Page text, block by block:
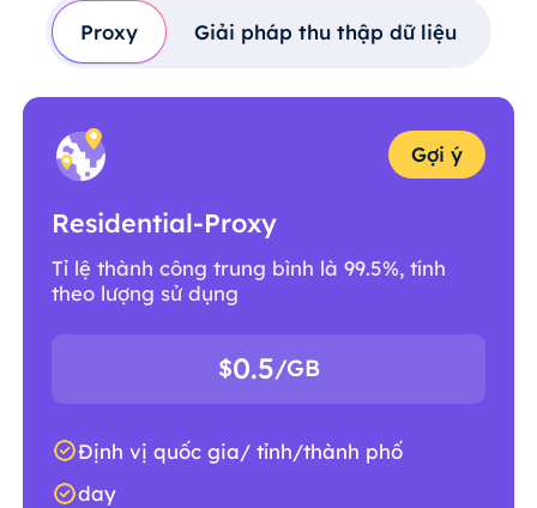
Proxy Giải pháp thu thập dữ liệu
Gợi ý
Residential-Proxy
Tỉ lệ thành công trung bình là 99.5%, tính
theo lượng sử dụng
$0.5/GB
Định vị quốc gia/ tỉnh/thành phố
day